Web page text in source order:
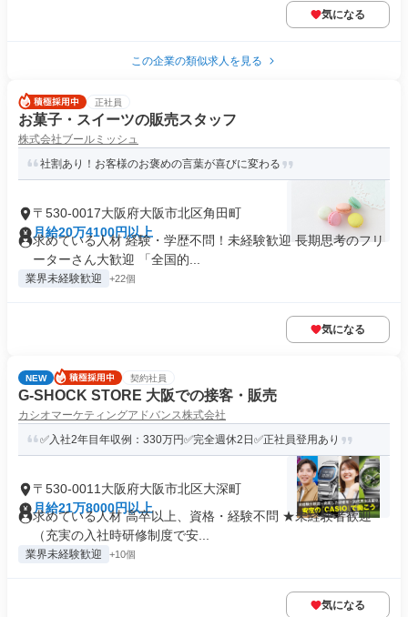
気になる
この企業の類似求人を見る
正社員
お菓子・スイーツの販売スタッフ
株式会社ブールミッシュ
社割あり！お客様のお褒めの言葉が喜びに変わる
〒530-0017大阪府大阪市北区角田町
月給20万4100円以上
求めている人材 経験・学歴不問！未経験歓迎 長期思考のフリ
ーターさん大歓迎 「全国的...
業界未経験歓迎 +22個
気になる
NEW 契約社員
G-SHOCK STORE 大阪での接客・販売
カシオマーケティングアドバンス株式会社
✅入社2年目年収例：330万円✅完全週休2日✅正社員登用あり
〒530-0011大阪府大阪市北区大深町
月給21万8000円以上
求めている人材 高卒以上、資格・経験不問 ★未経験者歓迎
（充実の入社時研修制度で安...
業界未経験歓迎 +10個
気になる